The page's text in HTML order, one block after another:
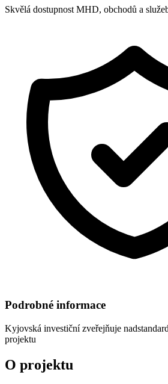
Skvělá dostupnost MHD, obchodů a
Podrobné informace
Kyjovská investičnízveřejňuje
projektu
O projektu